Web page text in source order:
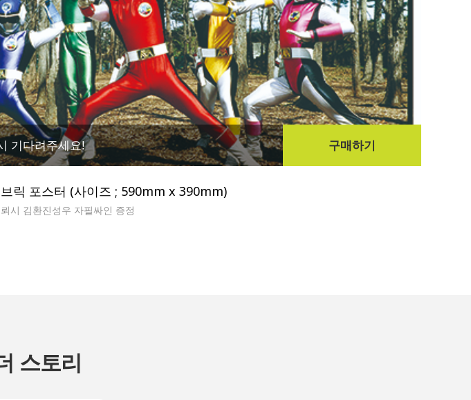
기다려주세요! 구매하기
릭 포스터 (사이즈 ; 590mm x 390mm)
시 김환진성우 자필싸인 증정
스토리